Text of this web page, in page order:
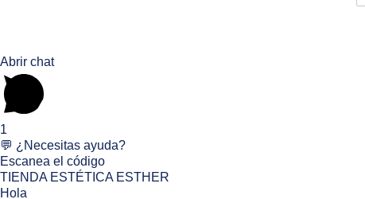
Abrir chat
1
💬 ¿Necesitas ayuda?
Escanea el código
TIENDA ESTÉTICA ESTHER
Hola